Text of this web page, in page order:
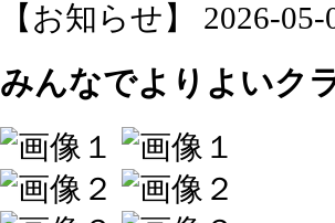
【お知らせ】 2026-
みんなでよりよいク